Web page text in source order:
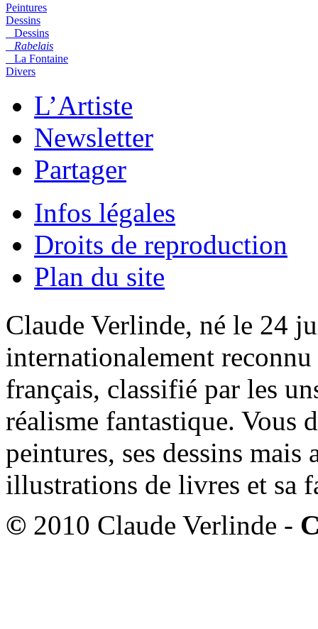
Peintures
Dessins
Dessins
Rabelais
La Fontaine
Divers
L’Artiste
Newsletter
Partager
Infos légales
Droits de reproduction
Plan du site
Claude Verlinde, né le 24
internationalement
français, classifié par les
réalisme fantastique. Vous
peintures, ses dessins mais
illustrations de livres et sa
© 2010 Claude Verlinde -